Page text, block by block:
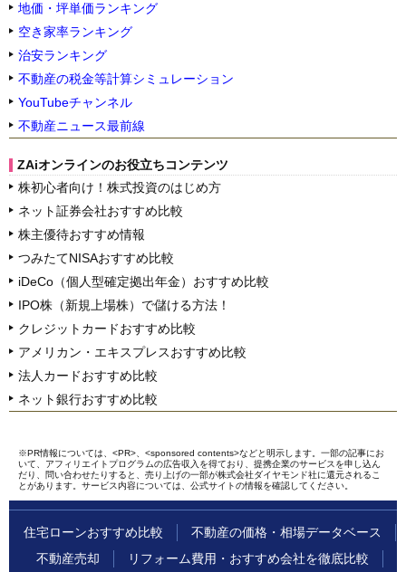
地価・坪単価ランキング
空き家率ランキング
治安ランキング
不動産の税金等計算シミュレーション
YouTubeチャンネル
不動産ニュース最前線
ZAiオンラインのお役立ちコンテンツ
株初心者向け！株式投資のはじめ方
ネット証券会社おすすめ比較
株主優待おすすめ情報
つみたてNISAおすすめ比較
iDeCo（個人型確定拠出年金）おすすめ比較
IPO株（新規上場株）で儲ける方法！
クレジットカードおすすめ比較
アメリカン・エキスプレスおすすめ比較
法人カードおすすめ比較
ネット銀行おすすめ比較
※PR情報については、<PR>、<sponsored contents>などと明示します。一部の記事にお
いて、アフィリエイトプログラムの広告収入を得ており、提携企業のサービスを申し込ん
だり、問い合わせたりすると、売り上げの一部が株式会社ダイヤモンド社に還元されるこ
とがあります。サービス内容については、公式サイトの情報を確認してください。
住宅ローンおすすめ比較
不動産の価格・相場データベース
不動産売却
リフォーム費用・おすすめ会社を徹底比較